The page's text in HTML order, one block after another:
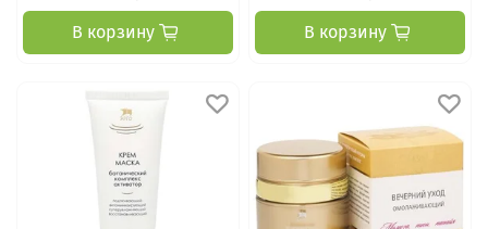
В корзину В корзину